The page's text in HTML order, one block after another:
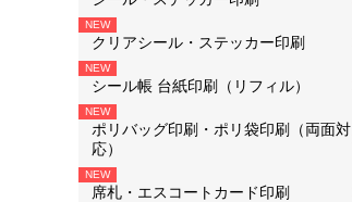
クリアシール・ステッカー印刷
シール帳 台紙印刷（リフィル）
ポリバッグ印刷・ポリ袋印刷（両面対
応）
席札・エスコートカード印刷